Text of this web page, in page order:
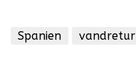
Spanien vandretur